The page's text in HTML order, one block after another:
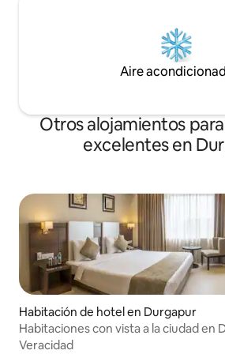
Aire
Otros alojamientos
excelentes en
Habitación de hotel en Durgapur
Habitaciones con vista a la ciudad en
Veracidad